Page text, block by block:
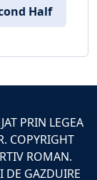
Half
PRIN LEGEA
COPYRIGHT
ROMAN.
DE GAZDUIRE